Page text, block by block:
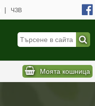
| ЧЗВ
Моята кошница